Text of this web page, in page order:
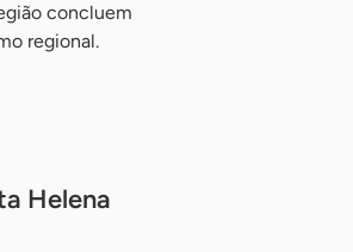
concluem
regional.
Helena